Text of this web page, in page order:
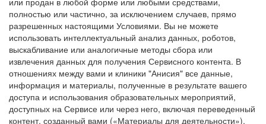
полностью или частично, за исключением случаев, прямо
разрешенных настоящими Условиями. Вы не можете
использовать интеллектуальный анализ данных, роботов,
выскабливание или аналогичные методы сбора или
извлечения данных для получения Сервисного контента. В
отношениях между вами и клиники "Анисия" все данные,
информация и материалы, полученные в результате вашего
доступа и использования образовательных мероприятий,
доступных на Сервисе или через него, включая переведенный
контент, созданный вами («Материалы для деятельности»),